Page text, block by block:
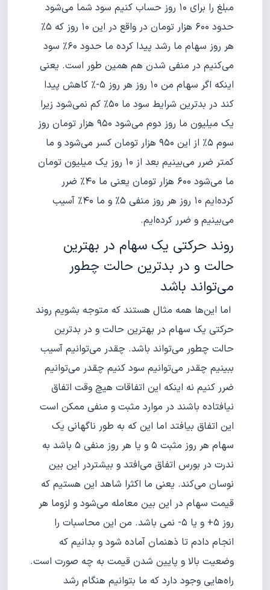
مبلغ را برای ۱۰ روز حساب کنیم سود شما می‌شود
حدود ۶۰۰ هزار تومان در واقع در این ۱۰ روز که ۵%
هر روز سهام ما رشد پیدا کرده ما حدود ۶۰% سود
می‌کنیم در منفی شدن هم همین طور است. یعنی
اینکه اگر سهام من ۱۰ روز هر روز ۵-% کاهش پیدا
کند در بدترین شرایط سود ما ۵۰% کم نمی‌شود زیرا
یک میلیون ما روز دوم می‌شود ۹۵۰ هزار تومان روز
سوم ۵% از این ۹۵۰ هزار تومان کسر می‌شود و ما
کمتر ضرر می‌بینیم بعد از ۱۰ روز یک میلیون تومان
ما می‌شود ۶۰۰ هزار تومان یعنی ما ۴۰% ضرر
کرده‌ایم ۱۰ روز هر روز منفی ۵% و ما ۴۰% آسیب
می‌بینیم و ضرر کرده‌ایم.
روند حرکتی یک سهام در بهترین
حالت و در بدترین حالت چطور
می‌تواند باشد
اما این‌ها همه مثال هستند که متوجه بشویم روند
حرکتی یک سهام در بهترین حالت و در بدترین
حالت چطور می‌تواند باشد. چقدر می‌توانیم آسیب
ببینیم چقدر می‌توانیم سود کنیم چقدر می‌توانیم
ضرر کنیم نه اینکه این اتفاقات هیچ وقت اتفاق
نیافتاده باشند در موارد مثبت و منفی ممکن است
این اتفاق بیافتد اما این که به طور ناگهانی یک
سهام هر روز مثبت ۵ و یا هر روز منفی ۵ باشد به
ندرت در بورس اتفاق می‌افتد و بیشتردر این بین
نوسان می‌کند. یعنی ما اکثرا شاهد این هستیم که
قیمت سهام در این بین معامله می‌شود و لزوما هر
روز ۵+ و یا ۵- نمی باشد. من این محاسبات را
انجام دادم تا ذهنمان آماده شود و بدانیم که
وضعیت بالا و پایین شدن قیمت به چه صورت است.
راه‌هایی وجود دارد که ما بتوانیم هنگام رشد